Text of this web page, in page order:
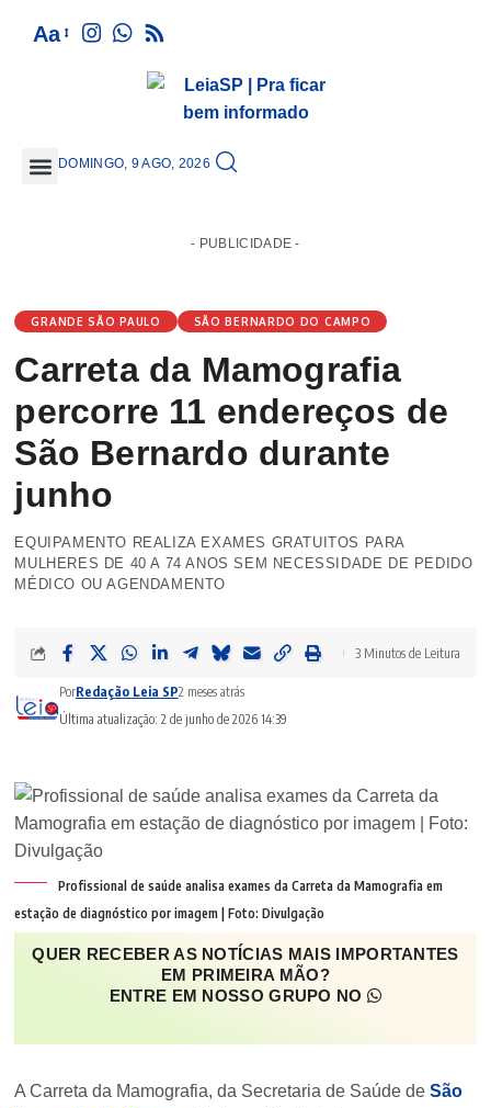
Aa
DOMINGO, 9 AGO, 2026
- PUBLICIDADE -
GRANDE SÃO PAULO SÃO BERNARDO DO CAMPO
Carreta da Mamografia
percorre 11 endereços de
São Bernardo durante
junho
EQUIPAMENTO REALIZA EXAMES GRATUITOS PARA
MULHERES DE 40 A 74 ANOS SEM NECESSIDADE DE PEDIDO
MÉDICO OU AGENDAMENTO
Última atualização: 2 de junho de 2026 14:39
PorRedação Leia SP2 meses atrás
3 Minutos de Leitura
Profissional de saúde analisa exames da Carreta da Mamografia em
estação de diagnóstico por imagem | Foto: Divulgação
QUER RECEBER AS NOTÍCIAS MAIS IMPORTANTES
EM PRIMEIRA MÃO?
ENTRE EM NOSSO GRUPO NO
A Carreta da Mamografia, da Secretaria de Saúde deSão